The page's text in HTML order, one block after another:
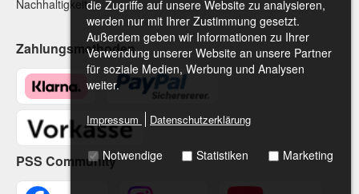
die Zugriffe auf unsere Website zu analysieren,
werden nur mit Ihrer Zustimmung gesetzt.
Außerdem geben wir Informationen zu Ihrer
Verwendung unserer Website an unsere Partner
für soziale Medien, Werbung und Analysen
weiter.
Impressum Datenschutzerklärung
Notwendige Statistiken Marketing
Nachhaltigkeit
Zahlungsmethoden
PSS Community